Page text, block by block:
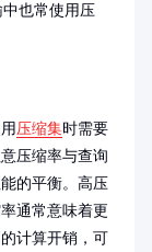
中也常使用压
压缩集时需要
压缩率与查询
的平衡。高压
通常意味着更
计算开销，可